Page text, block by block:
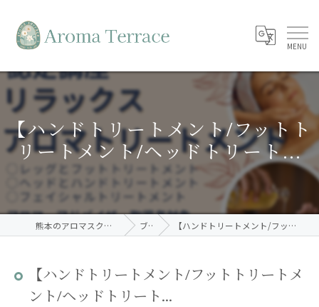
【ハンドトリートメント/フットト
リートメント/ヘッドトリート...
熊本のアロマスクールならAroma Terrace ブログ 【ハンドトリートメント/フットトリートメント/ヘッドトリート...
【ハンドトリートメント/フットトリートメ
ント/ヘッドトリート...